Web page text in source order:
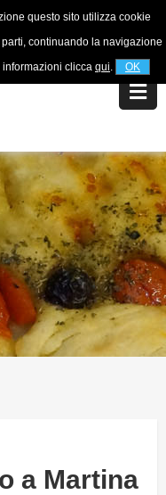
questo sito utilizza cookie
continuando la navigazione
clicca qui. OK
information+39 320 5753268
a Martina